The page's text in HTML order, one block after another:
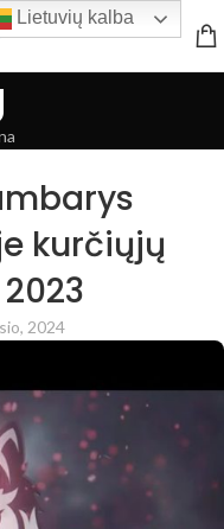
kurčiųjų
2024
Lietuvių kalba